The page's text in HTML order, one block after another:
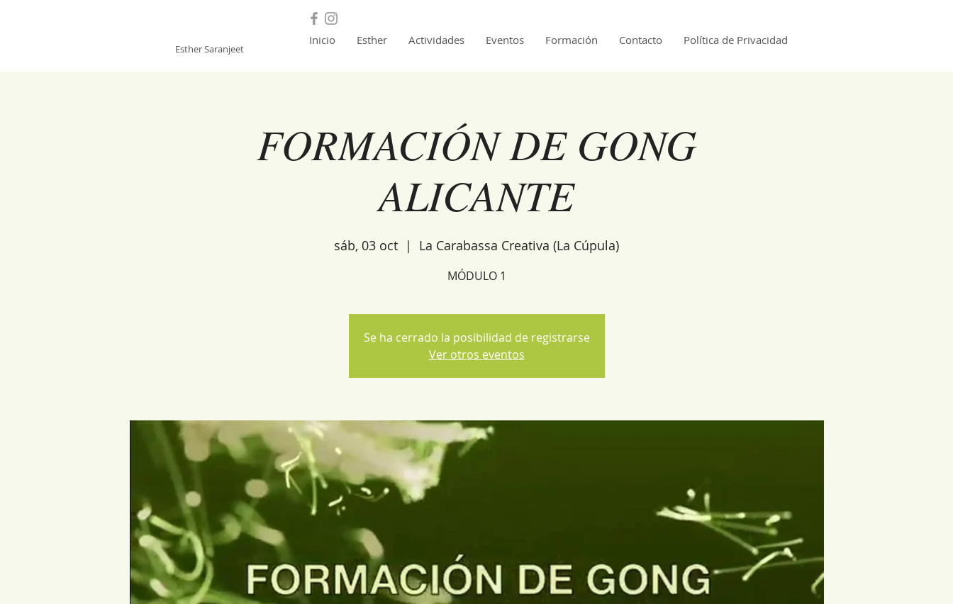
Esther Saranjeet
Inicio Esther Actividades Eventos Formación Contacto Política de Privacidad
FORMACIÓN DE GONG
ALICANTE
sáb, 03 oct
  |
La Carabassa Creativa (La Cúpula)
MÓDULO 1
Se ha cerrado la posibilidad de registrarse
Ver otros eventos